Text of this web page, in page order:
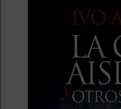
(ver ficha)